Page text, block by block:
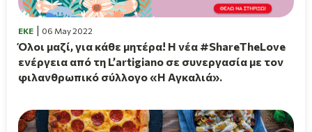
EKE 06 May 2022
Όλοι μαζί, για κάθε μητέρα! H νέα #ShareTheLove
ενέργεια από τη L’artigiano σε συνεργασία με τον
φιλανθρωπικό σύλλογο «Η Αγκαλιά».